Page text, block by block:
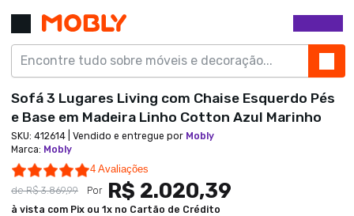
Sofá 3 Lugares Living com Chaise Esquerdo Pés
e Base em Madeira Linho Cotton Azul Marinho
SKU: 412614 | Vendido e entregue por Mobly
Marca: Mobly
4.8 star rating
4 Avaliações
deR$ 3.869,99 Por R$ 2.020,39
à vista com Pix ou 1x no Cartão de Crédito